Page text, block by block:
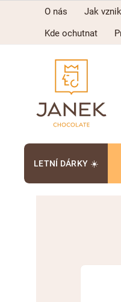
O nás Jak
Kde ochutnat
LETNÍ DÁRKY ☀️